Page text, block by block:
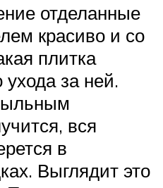
отделанные
красиво и со
плитка
ухода за ней.
вся
в
Выглядит это